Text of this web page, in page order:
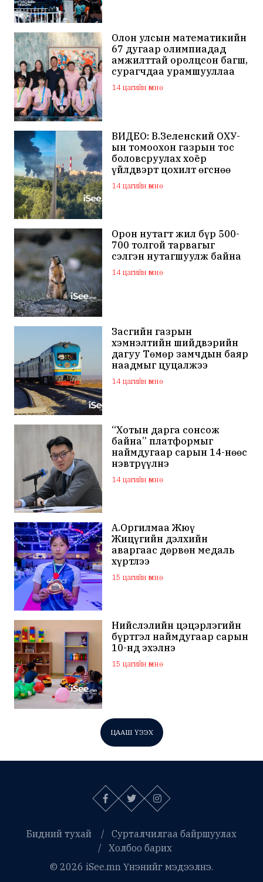
Олон улсын математикийн
67 дугаар олимпиадад
амжилттай оролцсон багш,
сурагчдаа урамшууллаа
14 цагийн өмнө
ВИДЕО: В.Зеленский ОХУ-
ын томоохон газрын тос
боловсруулах хоёр
үйлдвэрт цохилт өгснөө
мэдэгдлээ
14 цагийн өмнө
Орон нутагт жил бүр 500-
700 толгой тарвагыг
сэлгэн нутагшуулж байна
14 цагийн өмнө
Засгийн газрын
хэмнэлтийн шийдвэрийн
дагуу Төмөр замчдын баяр
наадмыг цуцалжээ
14 цагийн өмнө
“Хотын дарга сонсож
байна” платформыг
наймдугаар сарын 14-нөөс
нэвтрүүлнэ
14 цагийн өмнө
А.Оргилмаа Жюү
Жицүгийн дэлхийн
аваргаас дөрвөн медаль
хүртлээ
15 цагийн өмнө
Нийслэлийн цэцэрлэгийн
бүртгэл наймдугаар сарын
10-нд эхэлнэ
15 цагийн өмнө
ЦААШ ҮЗЭХ
Бидний тухай
Сурталчилгаа байршуулах
Холбоо барих
© 2026 iSee.mn Үнэнийг мэдээлнэ.